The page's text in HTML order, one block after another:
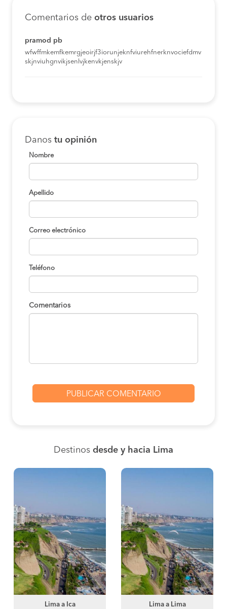
Comentarios de otros usuarios
pramod pb
wfwffmkemfkemrgjeoirjf3iorunjeknfviurehfnerknvociefdmv
skjnviuhgnvikjsenlvjkenvkjenskjv
Danos tu opinión
Nombre
Apellido
Correo electrónico
Teléfono
Comentarios
Destinos desde y hacia Lima
Lima a Ica
Lima a Lima